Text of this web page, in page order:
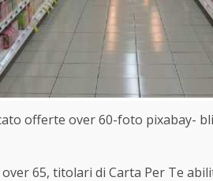
offerte over 60-foto pixabay-
65, titolari di Carta Per Te